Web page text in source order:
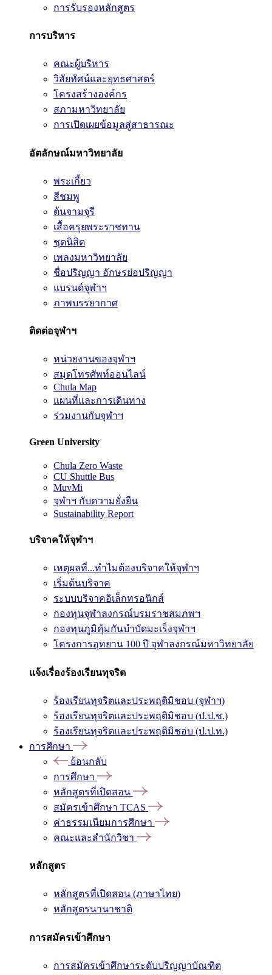
การรับรองหลักสูตร
การบริหาร
คณะผู้บริหาร
วิสัยทัศน์และยุทธศาสตร์
โครงสร้างองค์กร
สภามหาวิทยาลัย
การเปิดเผยข้อมูลสู่สาธารณะ
อัตลักษณ์มหาวิทยาลัย
พระเกี้ยว
สีชมพู
ต้นจามจุรี
เสื้อครุยพระราชทาน
ชุดนิสิต
เพลงมหาวิทยาลัย
ชื่อปริญญา อักษรย่อปริญญา
แบรนด์จุฬาฯ
ภาพบรรยากาศ
ติดต่อจุฬาฯ
หน่วยงานของจุฬาฯ
สมุดโทรศัพท์ออนไลน์
Chula Map
แผนที่และการเดินทาง
ร่วมงานกับจุฬาฯ
Green University
Chula Zero Waste
CU Shuttle Bus
MuvMi
จุฬาฯ กับความยั่งยืน
Sustainability Report
บริจาคให้จุฬาฯ
เหตุผลที่...ทำไมต้องบริจาคให้จุฬาฯ
เริ่มต้นบริจาค
ระบบบริจาคอิเล็กทรอนิกส์
กองทุนจุฬาลงกรณ์บรมราชสมภพฯ
กองทุนภูมิคุ้มกันบำบัดมะเร็งจุฬาฯ
โครงการอุทยาน 100 ปี จุฬาลงกรณ์มหาวิทยาลัย
แจ้งเรื่องร้องเรียนทุจริต
ร้องเรียนทุจริตและประพฤติมิชอบ (จุฬาฯ)
ร้องเรียนทุจริตและประพฤติมิชอบ (ป.ป.ช.)
ร้องเรียนทุจริตและประพฤติมิชอบ (ป.ป.ท.)
การศึกษา
ย้อนกลับ
การศึกษา
หลักสูตรที่เปิดสอน
สมัครเข้าศึกษา TCAS
ค่าธรรมเนียมการศึกษา
คณะและสำนักวิชา
หลักสูตร
หลักสูตรที่เปิดสอน (ภาษาไทย)
หลักสูตรนานาชาติ
การสมัครเข้าศึกษา
การสมัครเข้าศึกษาระดับปริญญาบัณฑิต